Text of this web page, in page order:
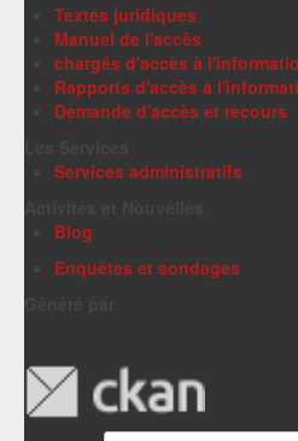
Textes juridiques
Manuel de l'accès
chargés d'accès à
Rapports d'accès à
Demande d'accès et recours
Services administratifs
Blog
Enquêtes et sondages